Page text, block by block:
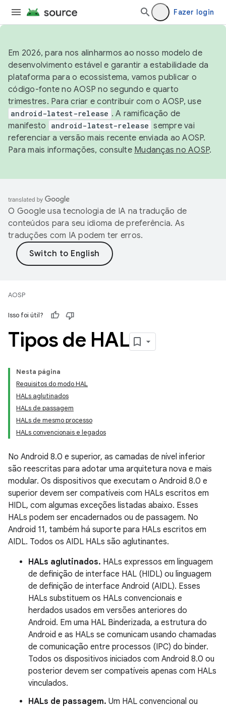
Fazer login
Em 2026, para nos alinharmos ao nosso modelo de
desenvolvimento estável e garantir a estabilidade da
plataforma para o ecossistema, vamos publicar o
código-fonte no AOSP no segundo e quarto
trimestres. Para criar e contribuir com o AOSP, use
android-latest-release . A ramificação de
manifesto
android-latest-release sempre vai
referenciar a versão mais recente enviada ao AOSP.
Para mais informações, consulte Mudanças no AOSP.
O Google usa tecnologia de IA na tradução de
conteúdos para seu idioma de preferência. As
traduções com IA podem ter erros.
AOSP
Isso foi útil?
Tipos de HAL
Nesta página
Requisitos do modo HAL
HALs aglutinados
HALs de passagem
HALs de mesmo processo
HALs convencionais e legados
No Android 8.0 e superior, as camadas de nível inferior
são reescritas para adotar uma arquitetura nova e mais
modular. Os dispositivos que executam o Android 8.0 e
superior devem ser compatíveis com HALs escritos em
HIDL, com algumas exceções listadas abaixo. Esses
HALs podem ser encadernados ou de passagem. No
Android 11, também há suporte para HALs escritos em
AIDL. Todos os AIDL HALs são aglutinantes.
HALs aglutinados. HALs expressos em linguagem
de definição de interface HAL (HIDL) ou linguagem
de definição de interface Android (AIDL). Esses
HALs substituem os HALs convencionais e
herdados usados ​​em versões anteriores do
Android. Em uma HAL Binderizada, a estrutura do
Android e as HALs se comunicam usando chamadas
de comunicação entre processos (IPC) do binder.
Todos os dispositivos iniciados com Android 8.0 ou
posterior devem ser compatíveis apenas com HALs
vinculados.
HALs de passagem. Um HAL convencional ou